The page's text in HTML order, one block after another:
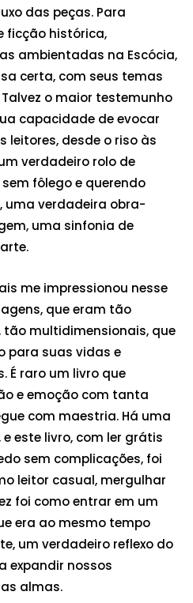
das peças. Para
ficção histórica,
ambientadas na Escócia,
certa, com seus temas
o maior testemunho
capacidade de evocar
leitores, desde o riso às
verdadeiro rolo de
fôlego e querendo
uma verdadeira obra-
uma sinfonia de
me impressionou nesse
que eram tão
tão multidimensionais, que
para suas vidas e
É raro um livro que
e emoção com tanta
com maestria. Há uma
este livro, com ler grátis
sem complicações, foi
leitor casual, mergulhar
foi como entrar em um
era ao mesmo tempo
um verdadeiro reflexo do
expandir nossos
almas.